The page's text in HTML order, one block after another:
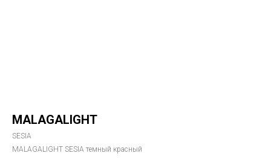
MALAGALIGHT
SESIA
MALAGALIGHT SESIA темный красный